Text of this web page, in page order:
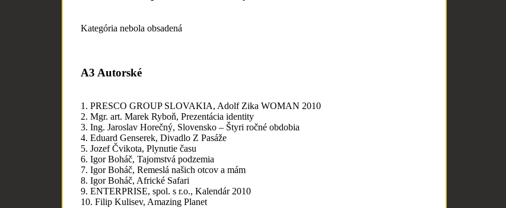
Kategória nebola obsadená
A3 Autorské
1. PRESCO GROUP SLOVAKIA, Adolf Zika WOMAN 2010
2. Mgr. art. Marek Ryboň, Prezentácia identity
3. Ing. Jaroslav Horečný, Slovensko – Štyri ročné obdobia
4. Eduard Genserek, Divadlo Z Pasáže
5. Jozef Čvikota, Plynutie času
6. Igor Boháč, Tajomstvá podzemia
7. Igor Boháč, Remeslá našich otcov a mám
8. Igor Boháč, Africké Safari
9. ENTERPRISE, spol. s r.o., Kalendár 2010
10. Filip Kulisev, Amazing Planet